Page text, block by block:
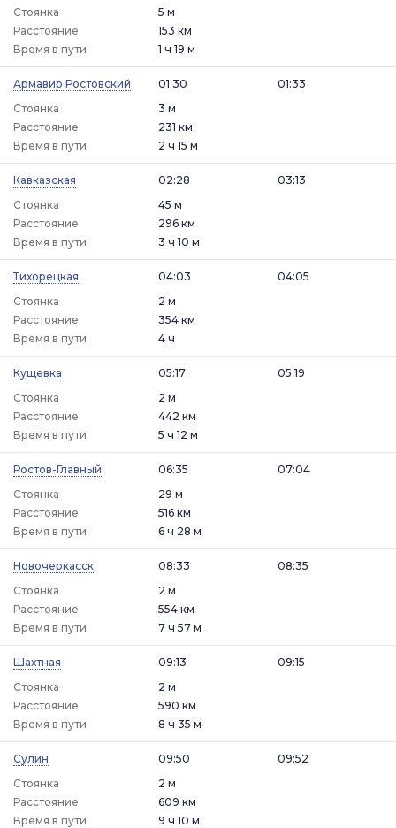
Стоянка
5 м
Расстояние
153 км
Время в пути
1 ч 19 м
Армавир Ростовский
01:30
Стоянка
3 м
01:33
Расстояние
231 км
Время в пути
2 ч 15 м
Кавказская
02:28
Стоянка
45 м
03:13
Расстояние
296 км
Время в пути
3 ч 10 м
Тихорецкая
04:03
Стоянка
2 м
04:05
Расстояние
354 км
Время в пути
4 ч
Кущевка
05:17
Стоянка
2 м
05:19
Расстояние
442 км
Время в пути
5 ч 12 м
Ростов-Главный
06:35
Стоянка
29 м
07:04
Расстояние
516 км
Время в пути
6 ч 28 м
Новочеркасск
08:33
Стоянка
2 м
08:35
Расстояние
554 км
Время в пути
7 ч 57 м
Шахтная
09:13
Стоянка
2 м
09:15
Расстояние
590 км
Время в пути
8 ч 35 м
Сулин
09:50
Стоянка
2 м
09:52
Расстояние
609 км
Время в пути
9 ч 10 м